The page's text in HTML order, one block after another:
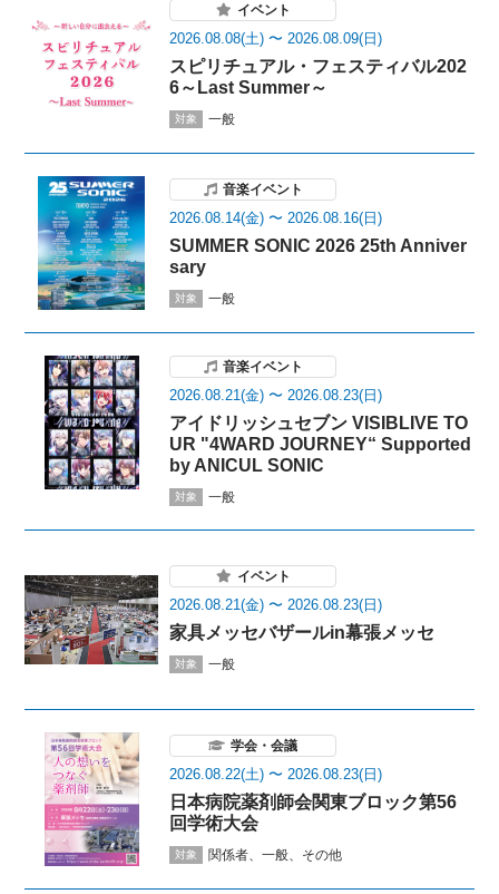
イベント
2026.08.08(土) 〜 2026.08.09(日)
スピリチュアル・フェスティバル202
6～Last Summer～
対象 一般
音楽イベント
2026.08.14(金) 〜 2026.08.16(日)
SUMMER SONIC 2026 25th Anniver
sary
対象 一般
音楽イベント
2026.08.21(金) 〜 2026.08.23(日)
アイドリッシュセブン VISIBLIVE TO
UR "4WARD JOURNEY“ Supported
by ANICUL SONIC
対象 一般
イベント
2026.08.21(金) 〜 2026.08.23(日)
家具メッセバザールin幕張メッセ
対象 一般
学会・会議
2026.08.22(土) 〜 2026.08.23(日)
日本病院薬剤師会関東ブロック第56
回学術大会
対象 関係者、一般、その他